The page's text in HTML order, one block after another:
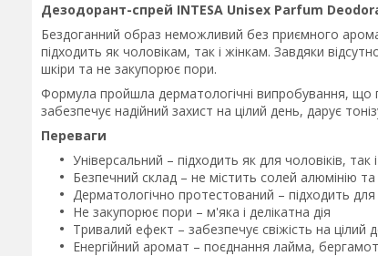
Дезодорант-спрей INTESA Unisex Parfum
Бездоганний образ неможливий без приємного
підходить як чоловікам, так і жінкам. Завдяки
шкіри та не закупорює пори.
Формула пройшла дерматологічні випробування, що
забезпечує надійний захист на цілий день, дарує
Переваги
Універсальний – підходить як для чоловіків, так
Безпечний склад – не містить солей алюмінію та
Дерматологічно протестований – підходить для
Не закупорює пори – м'яка і делікатна дія
Тривалий ефект – забезпечує свіжість на цілий
Енергійний аромат – поєднання лайма,